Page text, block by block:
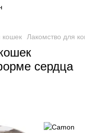
кошек Лакомство для
сердца